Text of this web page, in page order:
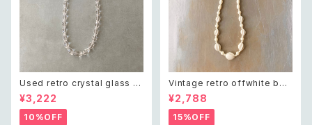
Used retro crystal glass b
eads necklace レトロ ユーズ
ド アクセサリー クリスタル ガラ
ス ビーズ ネックレス
¥3,222
10%OFF
Vintage retro offwhite bea
ds necklace レトロ ヴィンテ
ージ アクセサリー オフホワイト
ビーズ ネックレス
¥2,788
15%OFF